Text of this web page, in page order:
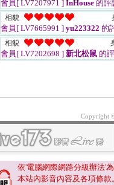
會員[ LV7207971 ] InHouse 的評
相貌
會員[ LV7665991 ] yu223322 的
相貌
會員[ LV7202698 ] 新北松鼠 的
Copyright
依'電腦網際網路分級辦法'
本站內影音內容及各項條款